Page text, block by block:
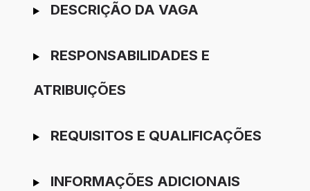
DESCRIÇÃO DA VAGA
RESPONSABILIDADES E
ATRIBUIÇÕES
REQUISITOS E QUALIFICAÇÕES
INFORMAÇÕES ADICIONAIS